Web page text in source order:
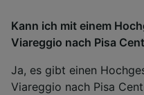
Kann ich mit einem
Viareggio nach Pisa
Ja, es gibt einen
Viareggio nach Pisa